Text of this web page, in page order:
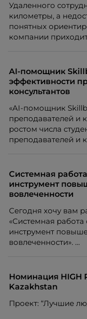
Удаленного
километры, а
понятных
компании
по работе с
рассказывает, как
распределенной
AI-помощник
эффективности
консультантов
«AI-помощник
преподавателей и
ростом числа
преподавателей и
повысить
процессы,
масштабироваться
Skillbox.
Системная
инструмент
вовлеченности
Сегодня хочу вам
«Системная работа
инструмент
вовлеченности».
Номинация HIGH
Kazakhstan
Проект: “Лучшие